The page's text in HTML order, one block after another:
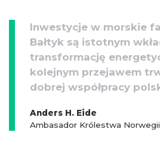
Inwestycje w morskie
Bałtyk są istotnym
transformację
kolejnym przejawem
dobrej współpracy
Anders H. Eide
Ambasador Królestwa